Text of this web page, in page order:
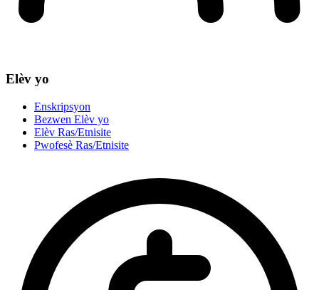
Elèv yo
Enskripsyon
Bezwen Elèv yo
Elèv Ras/Etnisite
Pwofesè Ras/Etnisite